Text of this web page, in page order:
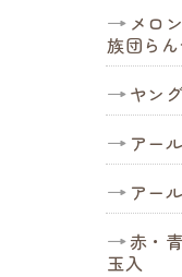
メロ
族団ら
ヤン
アー
アー
赤・
玉入